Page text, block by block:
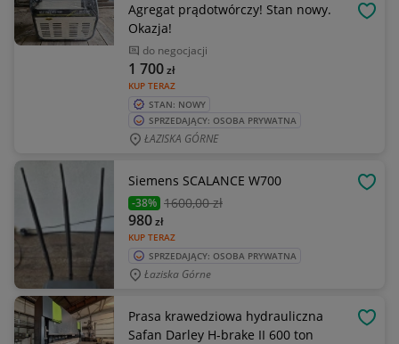
Agregat prądotwórczy! Stan nowy.
Okazja!
do negocjacji
KUP TERAZ
1 700zł
STAN: NOWY
SPRZEDAJĄCY: OSOBA PRYWATNA
ŁAZISKA GÓRNE
Siemens SCALANCE W700
-38% 1600,00 zł
KUP TERAZ
980zł
SPRZEDAJĄCY: OSOBA PRYWATNA
Łaziska Górne
Prasa krawedziowa hydrauliczna
Safan Darley H-brake II 600 ton